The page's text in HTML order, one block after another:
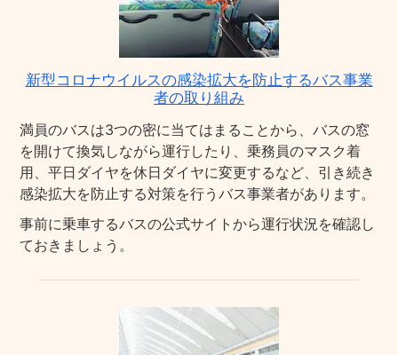
新型コロナウイルスの感染拡大を防止するバス事業
者の取り組み
満員のバスは3つの密に当てはまることから、バスの窓
を開けて換気しながら運行したり、乗務員のマスク着
用、平日ダイヤを休日ダイヤに変更するなど、引き続き
感染拡大を防止する対策を行うバス事業者があります。
事前に乗車するバスの公式サイトから運行状況を確認し
ておきましょう。